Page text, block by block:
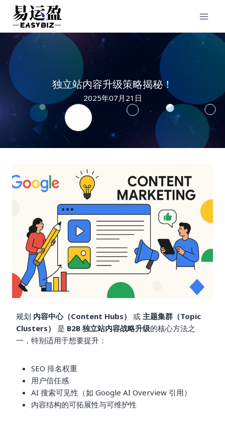
content
独立站内容升级策略揭秘！
2025年07月21日
规划 内容中心（Content Hubs） 或 主题集群（Topic
Clusters）
是 B2B 独立站内容战略升级的核心方法之
一，特别适用于想要提升：
SEO 排名权重
用户信任感
AI 搜索可见性（如 Google AI Overview 引用）
内容结构的可拓展性与可维护性